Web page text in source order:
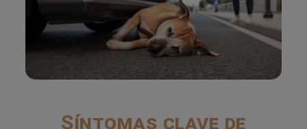
Síntomas clave de